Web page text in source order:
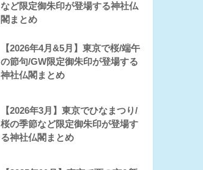
など限定御朱印が登場する神社仏
閣まとめ
【2026年4月&5月】東京で桜/端午
の節句/GW限定御朱印が登場する
神社仏閣まとめ
【2026年3月】東京でひなまつり/
桜の季節など限定御朱印が登場す
る神社仏閣まとめ